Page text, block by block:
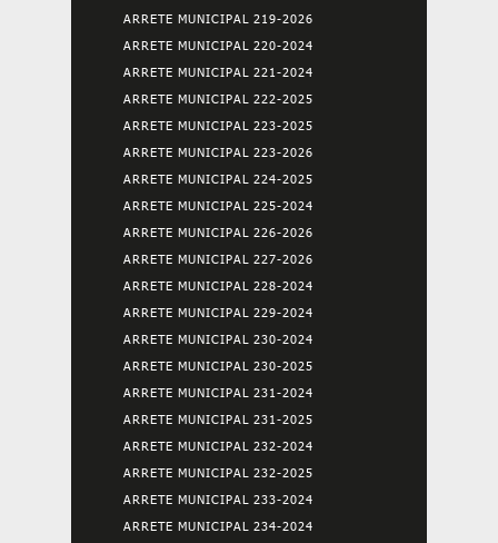
ARRETE MUNICIPAL 219-2026
ARRETE MUNICIPAL 220-2024
ARRETE MUNICIPAL 221-2024
ARRETE MUNICIPAL 222-2025
ARRETE MUNICIPAL 223-2025
ARRETE MUNICIPAL 223-2026
ARRETE MUNICIPAL 224-2025
ARRETE MUNICIPAL 225-2024
ARRETE MUNICIPAL 226-2026
ARRETE MUNICIPAL 227-2026
ARRETE MUNICIPAL 228-2024
ARRETE MUNICIPAL 229-2024
ARRETE MUNICIPAL 230-2024
ARRETE MUNICIPAL 230-2025
ARRETE MUNICIPAL 231-2024
ARRETE MUNICIPAL 231-2025
ARRETE MUNICIPAL 232-2024
ARRETE MUNICIPAL 232-2025
ARRETE MUNICIPAL 233-2024
ARRETE MUNICIPAL 234-2024